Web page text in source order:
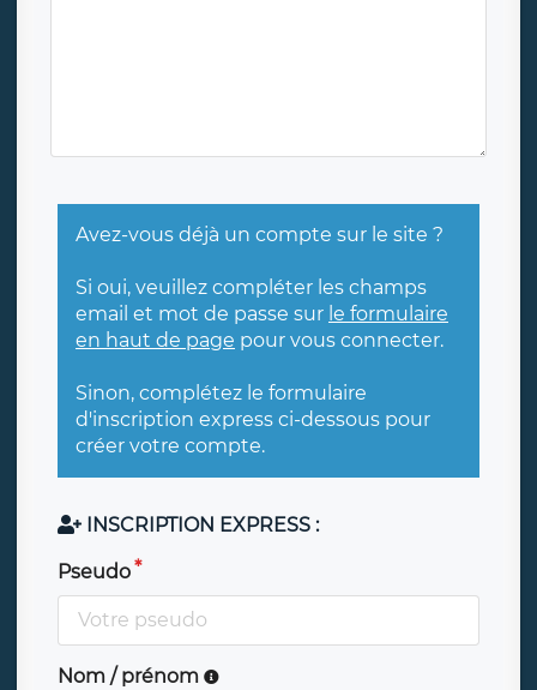
Avez-vous déjà un compte sur le site ?
Si oui, veuillez compléter les champs
email et mot de passe sur le formulaire
en haut de page pour vous connecter.
Sinon, complétez le formulaire
d'inscription express ci-dessous pour
créer votre compte.
INSCRIPTION EXPRESS :
Pseudo
Nom / prénom